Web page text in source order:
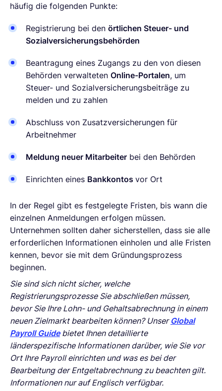
häufig die folgenden Punkte:
Registrierung bei den örtlichen Steuer- und
Sozialversicherungsbehörden
Beantragung eines Zugangs zu den von diesen
Behörden verwalteten Online-Portalen, um
Steuer- und Sozialversicherungsbeiträge zu
melden und zu zahlen
Abschluss von Zusatzversicherungen für
Arbeitnehmer
Meldung neuer Mitarbeiter bei den Behörden
Einrichten eines Bankkontos vor Ort
In der Regel gibt es festgelegte Fristen, bis wann die
einzelnen Anmeldungen erfolgen müssen.
Unternehmen sollten daher sicherstellen, dass sie alle
erforderlichen Informationen einholen und alle Fristen
kennen, bevor sie mit dem Gründungsprozess
beginnen.
Sie sind sich nicht sicher, welche
Registrierungsprozesse Sie abschließen müssen,
bevor Sie Ihre Lohn- und Gehaltsabrechnung in einem
neuen Zielmarkt bearbeiten können? Unser Global
Payroll Guidebietet Ihnen detaillierte
länderspezifische Informationen darüber, wie Sie vor
Ort Ihre Payroll einrichten und was es bei der
Bearbeitung der Entgeltabrechnung zu beachten gilt.
Informationen nur auf Englisch verfügbar.